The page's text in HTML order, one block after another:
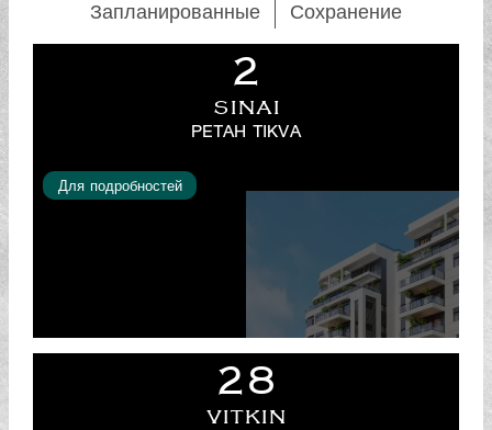
Запланированные
Сохранение
2
SINAI
PETAH TIKVA
Для подробностей
28
VITKIN